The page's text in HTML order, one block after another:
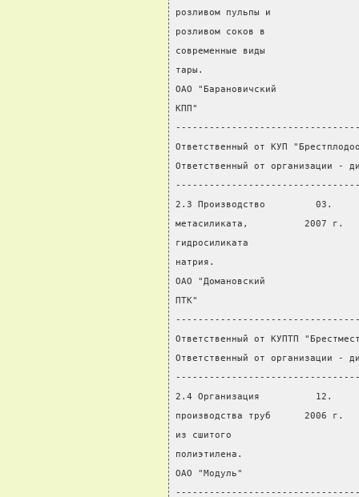
розливом пульпы и
розливом соков в
современные виды
тары.
ОАО "Барановичский
КПП"
Ответственный от КУП
Ответственный от организации -
2.3 Производство
метасиликата,
гидросиликата
натрия.
ОАО "Домановский
ПТК"
Ответственный от КУПТП
Ответственный от организации -
2.4 Организация
производства труб
из сшитого
полиэтилена.
ОАО "Модуль"